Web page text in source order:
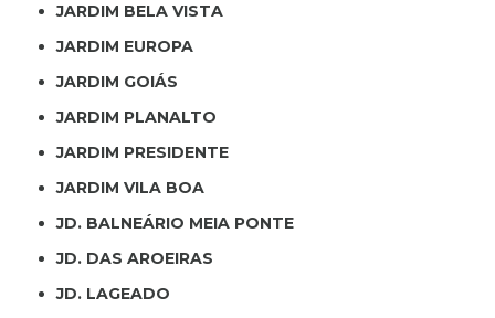
JARDIM BELA VISTA
JARDIM EUROPA
JARDIM GOIÁS
JARDIM PLANALTO
JARDIM PRESIDENTE
JARDIM VILA BOA
JD. BALNEÁRIO MEIA PONTE
JD. DAS AROEIRAS
JD. LAGEADO